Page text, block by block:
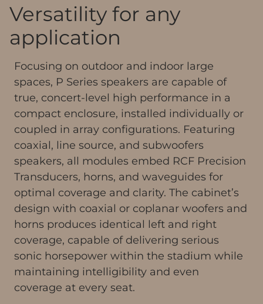
Versatility for any
application
Focusing on outdoor and indoor large
spaces, P Series speakers are capable of
true, concert-level high performance in a
compact enclosure, installed individually or
coupled in array configurations. Featuring
coaxial, line source, and subwoofers
speakers, all modules embed RCF Precision
Transducers, horns, and waveguides for
optimal coverage and clarity. The cabinet’s
design with coaxial or coplanar woofers and
horns produces identical left and right
coverage, capable of delivering serious
sonic horsepower within the stadium while
maintaining intelligibility and even
coverage at every seat.